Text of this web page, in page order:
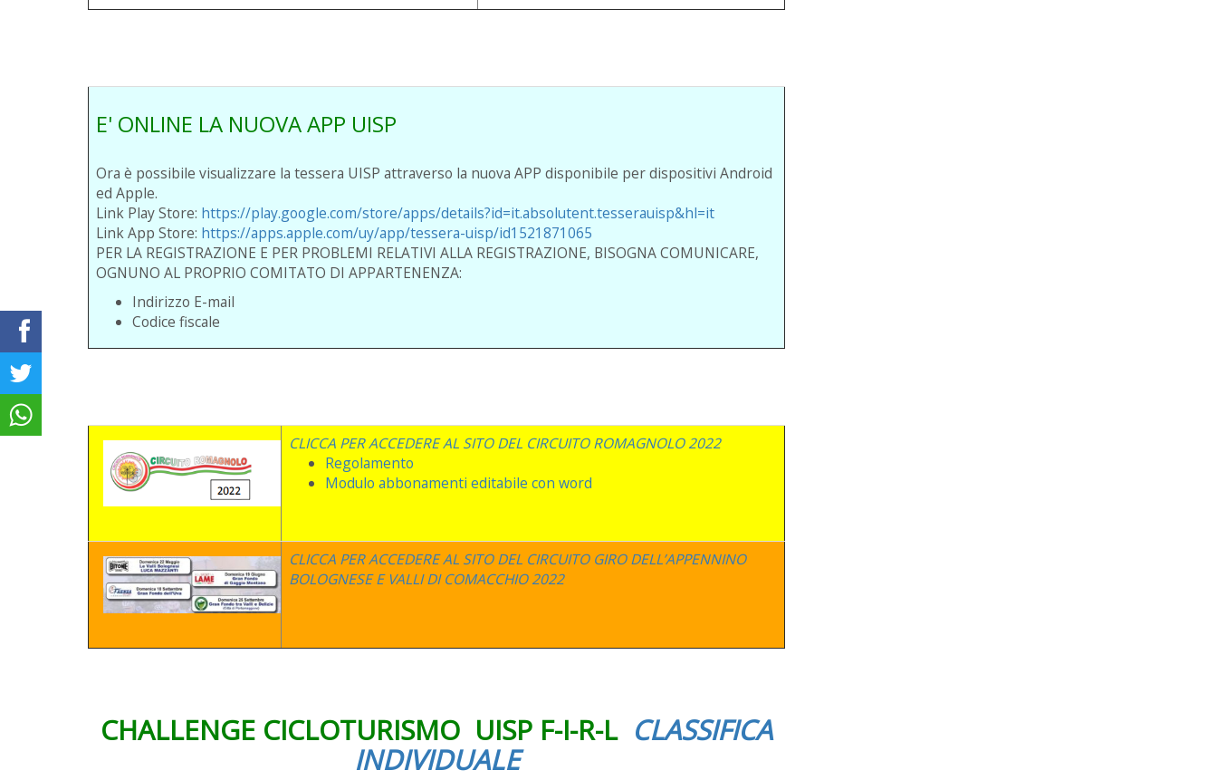
E' ONLINE LA NUOVA APP UISP
Ora è possibile visualizzare la tessera UISP attraverso la nuova APP disponibile per dispositivi Android
ed Apple.
Link Play Store: https://play.google.com/store/apps/details?id=it.absolutent.tesserauisp&hl=it
Link App Store: https://apps.apple.com/uy/app/tessera-uisp/id1521871065
PER LA REGISTRAZIONE E PER PROBLEMI RELATIVI ALLA REGISTRAZIONE, BISOGNA COMUNICARE,
OGNUNO AL PROPRIO COMITATO DI APPARTENENZA:
Indirizzo E-mail
Codice fiscale
CLICCA PER ACCEDERE AL SITO DEL CIRCUITO ROMAGNOLO 2022
Regolamento
Modulo abbonamenti editabile con word
CLICCA PER ACCEDERE AL SITO DEL CIRCUITO GIRO DELL’APPENNINO
BOLOGNESE E VALLI DI COMACCHIO 2022
CHALLENGE CICLOTURISMO UISP F-I-R-L CLASSIFICA
INDIVIDUALE